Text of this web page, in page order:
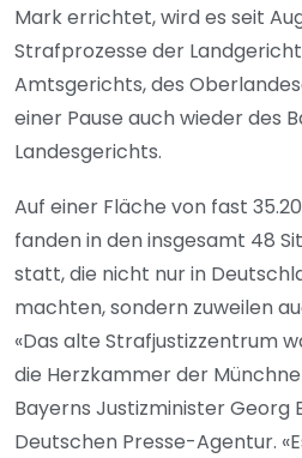
Mark errichtet, wird es seit
Strafprozesse der
Amtsgerichts, des
einer Pause auch wieder des
Landesgerichts.
Auf einer Fläche von fast
fanden in den insgesamt 48
statt, die nicht nur in
machten, sondern zuweilen
«Das alte Strafjustizzentrum
die Herzkammer der
Bayerns Justizminister Georg
Deutschen Presse-Agentur.